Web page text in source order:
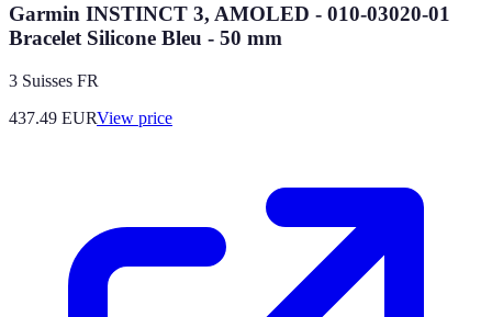
Garmin INSTINCT 3, AMOLED - 010-03020-01
Bracelet Silicone Bleu - 50 mm
3 Suisses FR
437.49 EURView price